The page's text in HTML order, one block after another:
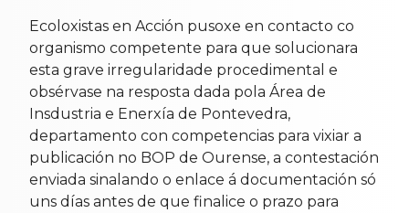
Ecoloxistas en Acción pusoxe en contacto co
organismo competente para que solucionara
esta grave irregularidade procedimental e
obsérvase na resposta dada pola Área de
Insdustria e Enerxía de Pontevedra,
departamento con competencias para vixiar a
publicación no BOP de Ourense, a contestación
enviada sinalando o enlace á documentación só
uns días antes de que finalice o prazo para